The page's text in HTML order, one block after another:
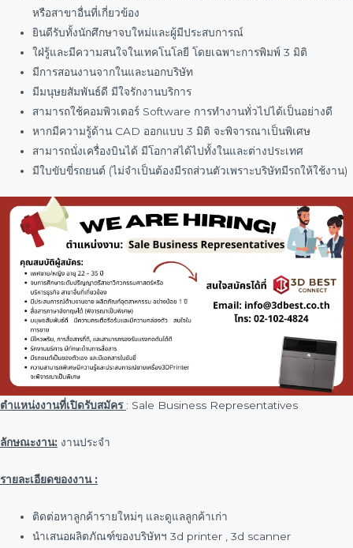
หรือสาขาอื่นที่เกี่ยวข้อง
ยินดีรับทั้งนักศึกษาจบใหม่และผู้มีประสบการณ์
ใฝ่รู้และมีความสนใจในเทคโนโลยี โดยเฉพาะการพิมพ์ 3 มิติ
มีการสอนงานจากในและนอกบริษัท
มีมนุษยสัมพันธ์ดี มีใจรักงานบริการ
สามารถใช้คอมพิวเตอร์ Software การทำงานทั่วไปได้เป็นอย่างดี
หากมีความรู้ด้าน CAD ออกแบบ 3 มิติ จะพิจารณาเป็นพิเศษ
สามารถนั่งเครื่องบินได้ มีโอกาสได้ไปทั้งในและต่างประเทศ
มีใบขับขี่รถยนต์ (ไม่จำเป็นต้องมีรถส่วนตัวเพราะบริษัทมีรถให้ใช้งาน)
ตำแหน่งงานที่เปิดรับสมัคร : Sale Business Representatives
ลักษณะงาน: งานประจำ
รายละเอียดของงาน :
ติดต่อหาลูกค้ารายใหม่ๆ และดูแลลูกค้าเก่า
นำเสนอผลิตภัณฑ์ของบริษัทฯ 3d printer , 3d scanner